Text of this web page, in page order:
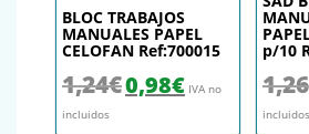
BLOC TRABAJOS
MANUALES PAPEL
CELOFAN Ref:700015
1,24€ El precio original era: 1,24€.
0,98€El precio actual es:
IVA no
incluidos
p/10
1,26
incluidos